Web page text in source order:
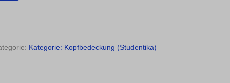
Kategorie: Kopfbedeckung (Studentika)